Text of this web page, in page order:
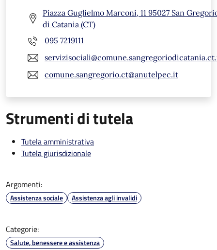
Piazza Guglielmo Marconi, 11 95027 San
di Catania (CT)
095 7219111
comune.sangregorio.ct@anutelpec.it
Strumenti di tutela
Tutela amministrativa
Tutela giurisdizionale
Argomenti:
Assistenza sociale Assistenza agli invalidi
Categorie:
Salute, benessere e assistenza